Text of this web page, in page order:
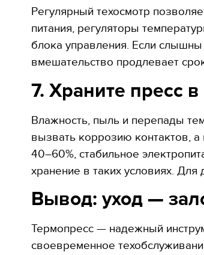
Регулярный техосмотр
питания, регуляторы
блока управления. Если
вмешательство продлевает
7. Храните пресс
Влажность, пыль и перепады
вызвать коррозию контактов,
40–60%, стабильное
хранение в таких условиях.
Вывод: уход —
Термопресс — надежный
своевременное